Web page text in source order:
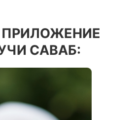
САВАБ: